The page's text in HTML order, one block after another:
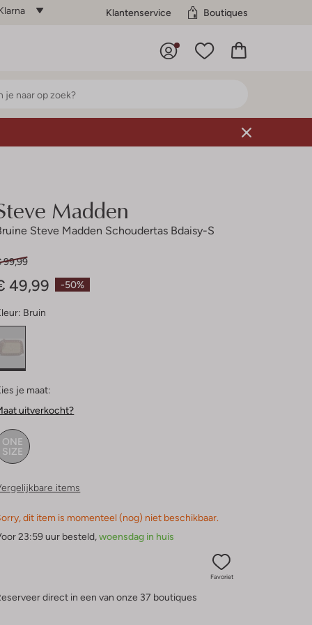
Klantenservice Boutiques
Madden
Steve Madden Schoudertas Bdaisy-S
-50%
99,99
49,99
Bruin
je maat:
uitverkocht?
ONE
SIZE
items
dit item is momenteel (nog) niet beschikbaar.
23:59 uur besteld, woensdag in huis
Favoriet
direct in een van onze 37 boutiques